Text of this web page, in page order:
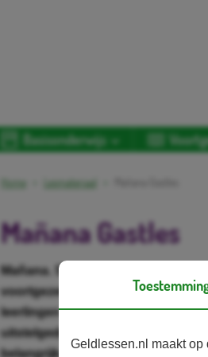
Basisonderwijs
Home Lesmateriaal
Mañana Gastles
Mañana. Spaans voor ‘morgen’.
voortgezet en middelbaar
leerlingen over tientallen jaren
uitstelgedrag dat veel mensen
belangrijk, ik moet er eens naar
Geldlessen.nl maakt